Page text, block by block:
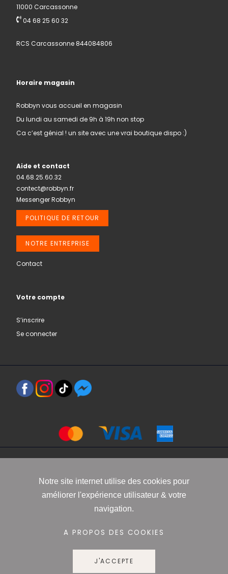
11000 Carcassonne
04 68 25 60 32
RCS Carcassonne 844084806
Horaire magasin
Robbyn vous accueil en magasin
Du lundi au samedi de 9h à 19h non stop
Ca c’est génial ! un site avec une vrai boutique dispo :)
Aide et contact
04.68.25.60.32
contect@robbyn.fr
Messenger Robbyn
POLITIQUE DE RETOUR
NOTRE ENTREPRISE
Contact
Votre compte
S’inscrire
Se connecter
Conditions générales de vente
confidentialité
Notre site internet utilise des cookies pour
améliorer l'expérience utilisateur & votre
navigation.
A PROPOS DES COOKIES
J'ACCEPTE